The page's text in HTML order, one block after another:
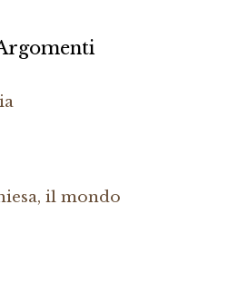
il mondo